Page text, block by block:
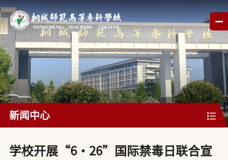
新闻中心
​学校开展“6・26”国际禁毒日联合宣